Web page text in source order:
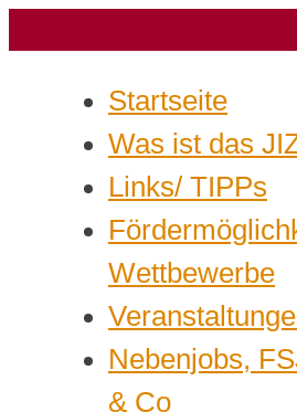
Startseite
Was ist das
Links/ TIPPs
Wettbewerbe
Nebenjobs,
& Co